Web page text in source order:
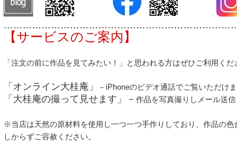
【サービスのご案内】
「注文の前に作品を見てみたい！」と思われる方はぜひご利用くだ
「オンライン大桂庵」 －iPhoneのビデオ通話でご覧いただけ
「大桂庵の撮って見せます」－ 作品を写真撮りしメール送
※当店は天然の原材料を使用し一つ一つ手作りしており、作品の色
しからずご容赦ください。